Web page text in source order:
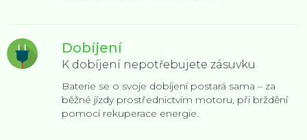
Dobíjení
K dobíjení nepotřebujete zásuvku
Baterie se o svoje dobíjení postará sama – za
běžné jízdy prostřednictvím motoru, při brždění
pomocí rekuperace energie.